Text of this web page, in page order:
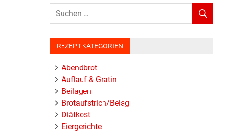
REZEPT-KATEGORIEN
Abendbrot
Auflauf & Gratin
Beilagen
Brotaufstrich/Belag
Diätkost
Eiergerichte